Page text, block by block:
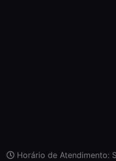
Horário de Atendimento: